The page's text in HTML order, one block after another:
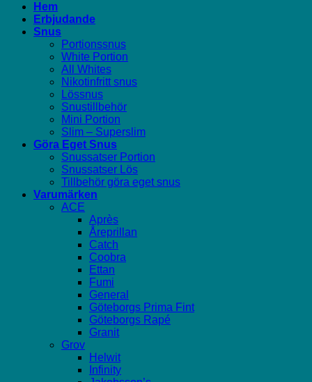
Hem
Erbjudande
Snus
Portionssnus
White Portion
All Whites
Nikotinfritt snus
Lössnus
Snustillbehör
Mini Portion
Slim – Superslim
Göra Eget Snus
Snussatser Portion
Snussatser Lös
Tillbehör göra eget snus
Varumärken
ACE
Après
Åreprillan
Catch
Coobra
Ettan
Fumi
General
Göteborgs Prima Fint
Göteborgs Rapé
Granit
Grov
Helwit
Infinity